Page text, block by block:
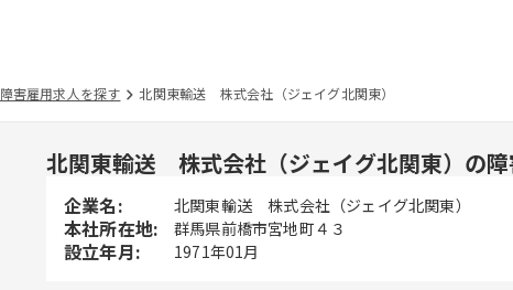
障害雇用求人を探す 北関東輸送 株式会社（ジェイグ北関東）
北関東輸送 株式会社（ジェイグ北関東）の
企業名: 北関東輸送 株式会社（ジェイグ北関東）
本社所在地: 群馬県前橋市宮地町４３
設立年月: 1971年01月